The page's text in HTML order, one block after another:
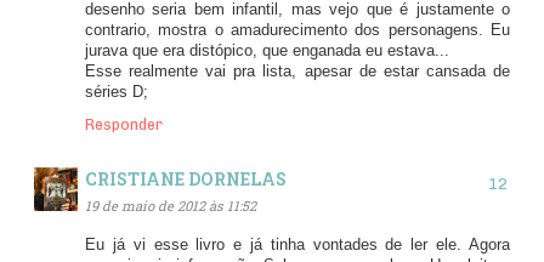
desenho seria bem infantil, mas vejo que é justamente o
contrario, mostra o amadurecimento dos personagens. Eu
jurava que era distópico, que enganada eu estava...
Esse realmente vai pra lista, apesar de estar cansada de
séries D;
Responder
CRISTIANE DORNELAS
19 de maio de 2012 às 11:52
Eu já vi esse livro e já tinha vontades de ler ele. Agora